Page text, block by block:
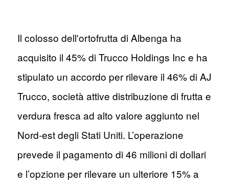
Il colosso dell'ortofrutta di Albenga ha
acquisito il 45% di Trucco Holdings Inc e ha
stipulato un accordo per rilevare il 46% di AJ
Trucco, società attive distribuzione di frutta e
verdura fresca ad alto valore aggiunto nel
Nord-est degli Stati Uniti. L’operazione
prevede il pagamento di 46 milioni di dollari
e l’opzione per rilevare un ulteriore 15% a